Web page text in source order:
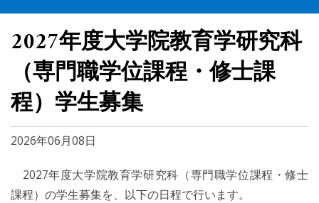
2027年度大学院教育学研究科
（専門職学位課程・修士課
程）学生募集
2026年06月08日
2027年度大学院教育学研究科（専門職学位課程・修士
課程）の学生募集を、以下の日程で行います。